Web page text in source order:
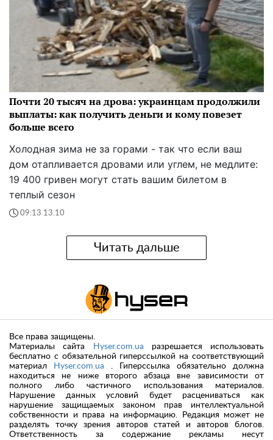
Почти 20 тысяч на дрова: украинцам продолжили
выплаты: как получить деньги и кому повезет
больше всего
Холодная зима не за горами - так что если ваш
дом отапливается дровами или углем, не медлите:
19 400 гривен могут стать вашим билетом в
теплый сезон
09:13 13.10
Читать дальше
Все права защищены.
Материалы сайта
Hyser.com.ua разрешается использовать
бесплатно с обязательной гиперссылкой на соответствующий
материал
Hyser.com.ua . Гиперссылка обязательно должна
находиться не ниже второго абзаца вне зависимости от
полного либо частичного использования материалов.
Нарушение данных условий будет расцениваться как
нарушение защищаемых законом прав интеллектуальной
собственности и права на информацию. Редакция может не
разделять точку зрения авторов статей и авторов блогов.
Ответственность за содержание рекламы несут